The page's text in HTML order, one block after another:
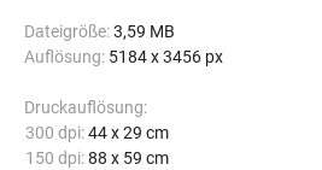
Dateigröße:3,59 MB
Auflösung: 5184 x 3456 px
Druckauflösung:
300 dpi: 44 x 29 cm
150 dpi: 88 x 59 cm